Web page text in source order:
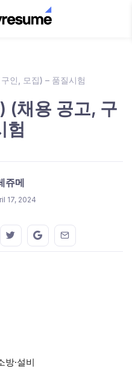
인, 모집) – 품질시험
(채용 공고, 구
험
쥬메
17, 2024
this on FaceBook
Share this on Twitter
Share this on GMail
Share this on
방·설비